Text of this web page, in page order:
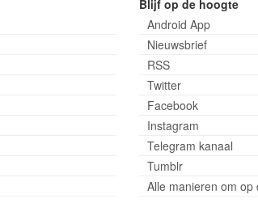
Blijf op de hoogte
Android App
Nieuwsbrief
RSS
Twitter
Facebook
Instagram
Telegram kanaal
Tumblr
Alle manieren om op